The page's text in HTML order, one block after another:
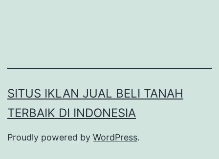
SITUS IKLAN JUAL BELI TANAH
TERBAIK DI INDONESIA
Proudly powered by WordPress.